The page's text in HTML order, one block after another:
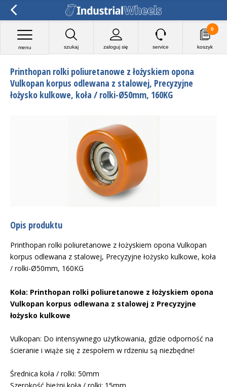
szukaj zaloguj się
menu service koszyk
0
Printhopan rolki poliuretanowe z łożyskiem opona
Vulkopan korpus odlewana z stalowej, Precyzyjne
łożysko kulkowe, koła / rolki-Ø50mm, 160KG
Opis produktu
Printhopan rolki poliuretanowe z łożyskiem opona Vulkopan
korpus odlewana z stalowej, Precyzyjne łożysko kulkowe, koła
/ rolki-Ø50mm, 160KG
Koła: Printhopan rolki poliuretanowe z łożyskiem opona
Vulkopan korpus odlewana z stalowej z Precyzyjne
łożysko kulkowe
Vulkopan: Do intensywnego użytkowania, gdzie odporność na
ścieranie i wiąże się z zespołem w rdzeniu są niezbędne!
Średnica koła / rolki: 50mm